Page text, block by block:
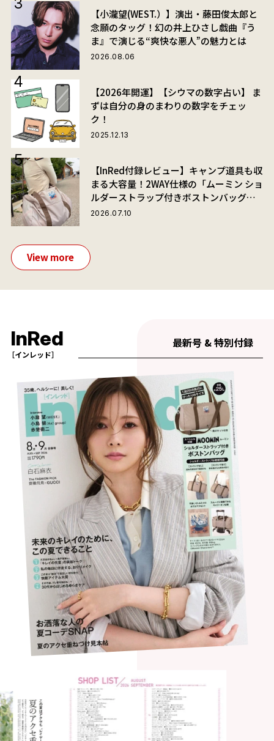
【小瀧望(WEST.）】演出・藤田俊太郎と
念願のタッグ！幻の井上ひさし戯曲『う
ま』で演じる“爽快な悪人”の魅力とは
2026.08.06
【2026年開運】【シウマの数字占い】 ま
ずは自分の身のまわりの数字をチェッ
ク！
2025.12.13
【InRed付録レビュー】キャンプ道具も収
まる大容量！2WAY仕様の「ムーミン ショ
ルダーストラップ付きボストンバッグ」
が夏旅におすすめな理由
2026.07.10
View more
InRed
［インレッド］
最新号 & 特別付録